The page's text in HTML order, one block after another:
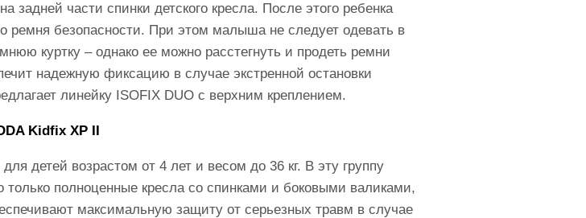
задней части спинки детского кресла. После этого ребенка
ремня безопасности. При этом малыша не следует одевать в
куртку – однако ее можно расстегнуть и продеть ремни
надежную фиксацию в случае экстренной остановки
линейку ISOFIX DUO с верхним креплением.
Kidfix XP II
детей возрастом от 4 лет и весом до 36 кг. В эту группу
полноценные кресла со спинками и боковыми валиками,
максимальную защиту от серьезных травм в случае